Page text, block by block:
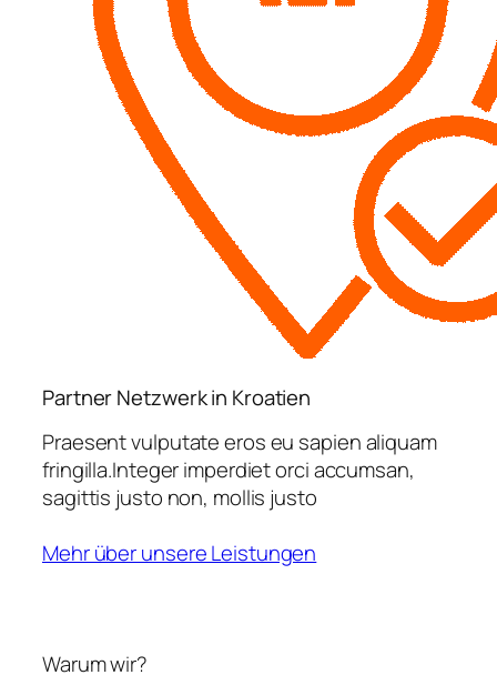
Partner Netzwerk in Kroatien
Praesent vulputate eros eu sapien aliquam
fringilla.Integer imperdiet orci accumsan,
sagittis justo non, mollis justo
Mehr über unsere Leistungen
Warum wir?